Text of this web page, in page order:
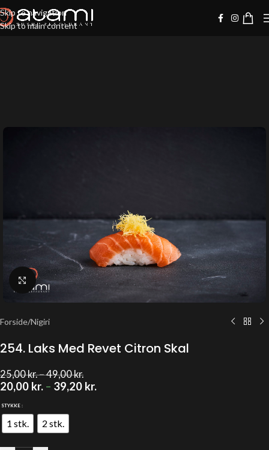
Skip to navigation
Skip to main content
Klik for at forstørre
Forside/Nigiri
254. Laks Med Revet Citron Skal
25,00kr.–49,00kr.
20,00 kr. – 39,20 kr.
STYKKE
1 stk. 2 stk.